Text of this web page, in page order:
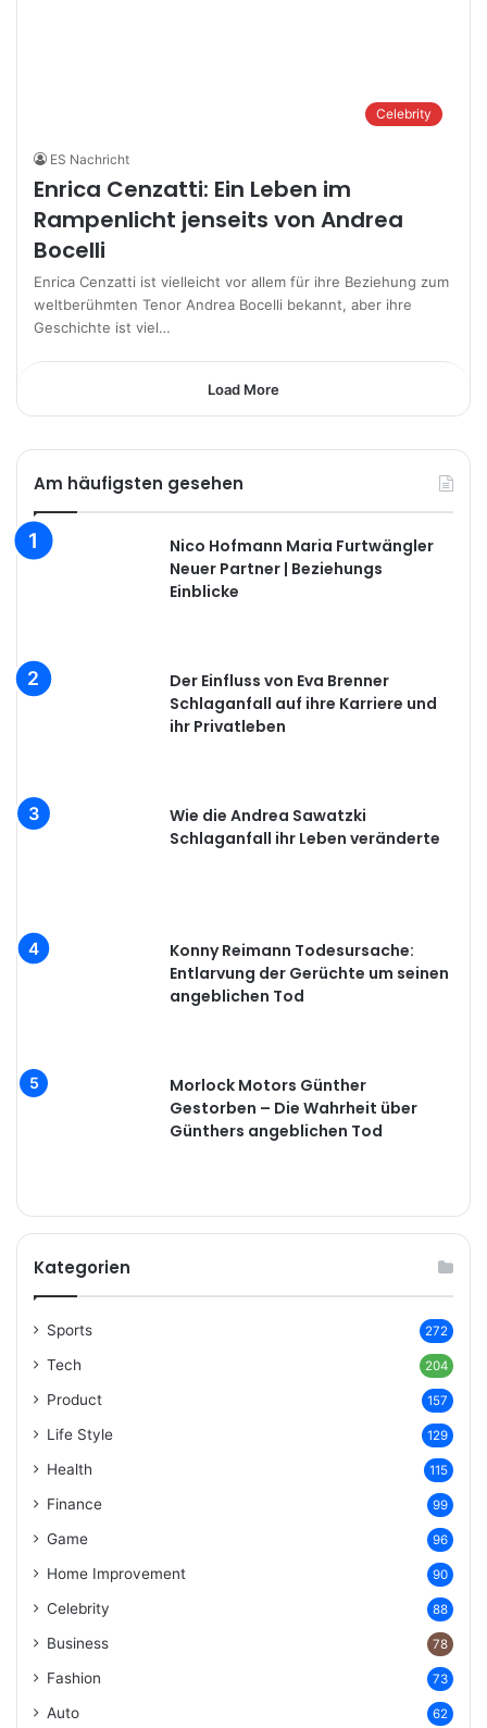
Celebrity
ES Nachricht
Enrica Cenzatti: Ein Leben im
Rampenlicht jenseits von Andrea
Bocelli
Enrica Cenzatti ist vielleicht vor allem für ihre Beziehung zum
weltberühmten Tenor Andrea Bocelli bekannt, aber ihre
Geschichte ist viel…
Load More
Am häufigsten gesehen
Nico Hofmann Maria Furtwängler
Neuer Partner | Beziehungs
Einblicke
Der Einfluss von Eva Brenner
Schlaganfall auf ihre Karriere und
ihr Privatleben
Wie die Andrea Sawatzki
Schlaganfall ihr Leben veränderte
Konny Reimann Todesursache:
Entlarvung der Gerüchte um seinen
angeblichen Tod
Morlock Motors Günther
Gestorben – Die Wahrheit über
Günthers angeblichen Tod
Kategorien
Sports 272
Tech 204
Product 157
Life Style 129
Health 115
Finance 99
Game 96
Home Improvement 90
Celebrity 88
Business 78
Fashion 73
Auto 62